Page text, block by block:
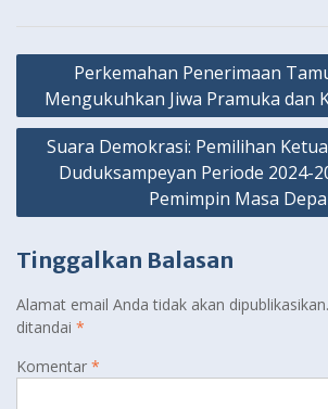
Navigasi
pos
Perkemahan Penerimaan
Mengukuhkan Jiwa Pramuka dan
Suara Demokrasi: Pemilihan Ketua
Duduksampeyan Periode 2024-
Pemimpin Masa
Tinggalkan Balasan
Alamat email Anda tidak akan dipublikasikan.
ditandai *
Komentar *